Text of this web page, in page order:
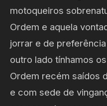
motoqueiros
Ordem e aquela
jorrar e de
outro lado tínhamos
Ordem recém saídos
e com sede de